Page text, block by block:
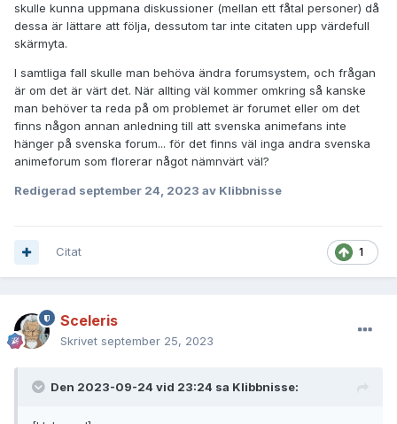
skulle kunna uppmana diskussioner (mellan ett fåtal personer) då
dessa är lättare att följa, dessutom tar inte citaten upp värdefull
skärmyta.
I samtliga fall skulle man behöva ändra forumsystem, och frågan
är om det är värt det. När allting väl kommer omkring så kanske
man behöver ta reda på om problemet är forumet eller om det
finns någon annan anledning till att svenska animefans inte
hänger på svenska forum... för det finns väl inga andra svenska
animeforum som florerar något nämnvärt väl?
Redigerad september 24, 2023 av Klibbnisse
1
Citat
Sceleris
Skrivet september 25, 2023
Den 2023-09-24 vid 23:24 sa Klibbnisse: